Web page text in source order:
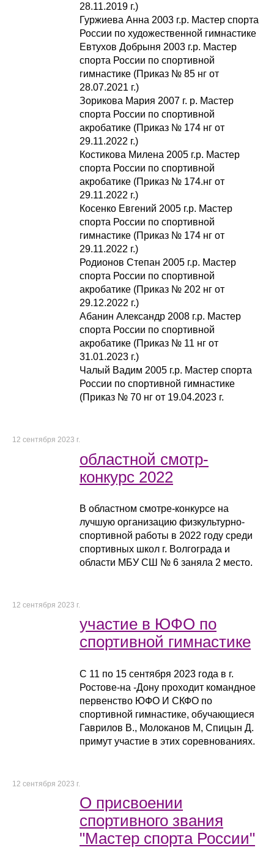
28.11.2019 г.)
Гуржиева Анна 2003 г.р. Мастер спорта
России по художественной гимнастике
Евтухов Добрыня 2003 г.р. Мастер
спорта России по спортивной
гимнастике (Приказ № 85 нг от
28.07.2021 г.)
Зорикова Мария 2007 г. р. Мастер
спорта России по спортивной
акробатике (Приказ № 174 нг от
29.11.2022 г.)
Костикова Милена 2005 г.р. Мастер
спорта России по спортивной
акробатике (Приказ № 174.нг от
29.11.2022 г.)
Косенко Евгений 2005 г.р. Мастер
спорта России по спортивной
гимнастике (Приказ № 174 нг от
29.11.2022 г.)
Родионов Степан 2005 г.р. Мастер
спорта России по спортивной
акробатике (Приказ № 202 нг от
29.12.2022 г.)
Абанин Александр 2008 г.р. Мастер
спорта России по спортивной
акробатике (Приказ № 11 нг от
31.01.2023 г.)
Чалый Вадим 2005 г.р. Мастер спорта
России по спортивной гимнастике
(Приказ № 70 нг от 19.04.2023 г.
12 сентября 2023 г.
областной смотр-
конкурс 2022
В областном смотре-конкурсе на
лучшую организацию физкультурно-
спортивной работы в 2022 году среди
спортивных школ г. Волгограда и
области МБУ СШ № 6 заняла 2 место.
12 сентября 2023 г.
участие в ЮФО по
спортивной гимнастике
С 11 по 15 сентября 2023 года в г.
Ростове-на -Дону проходит командное
первенство ЮФО И СКФО по
спортивной гимнастике, обучающиеся
Гаврилов В., Молоканов М, Спицын Д.
примут участие в этих соревнованиях.
12 сентября 2023 г.
О присвоении
спортивного звания
"Мастер спорта России"